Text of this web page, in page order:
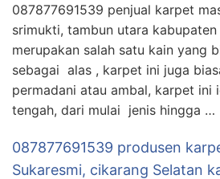
087877691539 penjual karpet
srimukti, tambun utara
merupakan salah satu kain yang
sebagai alas , karpet ini juga
permadani atau ambal, karpet ini
tengah, dari mulai jenis hingga …
087877691539 produsen
Sukaresmi, cikarang Selatan